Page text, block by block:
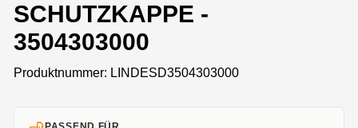
SCHUTZKAPPE -
3504303000
Produktnummer: LINDESD3504303000